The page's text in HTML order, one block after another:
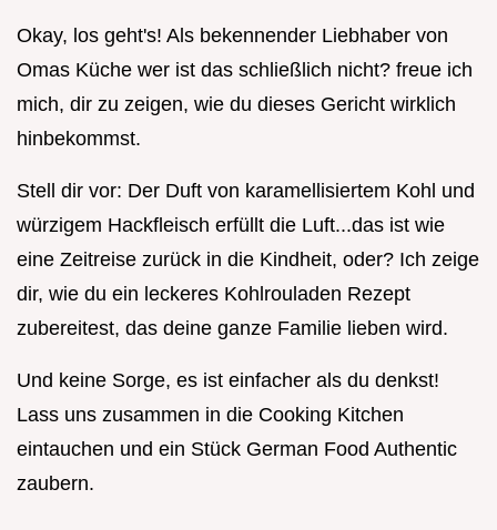
Okay, los geht's! Als bekennender Liebhaber von
Omas Küche wer ist das schließlich nicht? freue ich
mich, dir zu zeigen, wie du dieses Gericht wirklich
hinbekommst.
Stell dir vor: Der Duft von karamellisiertem Kohl und
würzigem Hackfleisch erfüllt die Luft...das ist wie
eine Zeitreise zurück in die Kindheit, oder? Ich zeige
dir, wie du ein leckeres Kohlrouladen Rezept
zubereitest, das deine ganze Familie lieben wird.
Und keine Sorge, es ist einfacher als du denkst!
Lass uns zusammen in die Cooking Kitchen
eintauchen und ein Stück German Food Authentic
zaubern.